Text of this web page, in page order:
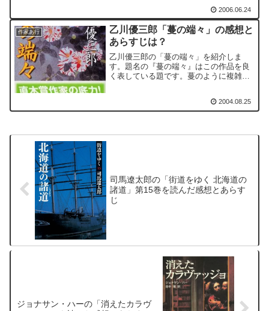
跡をたどる旅の途中で出会ってからの因
縁である。そして、その奈緒こと白鶴は
またもや面倒に巻き込ま...
2006.06.24
作家あ行
乙川優三郎「蔓の端々」の感想と
あらすじは？
乙川優三郎の「蔓の端々」を紹介しま
す。題名の『蔓の端々』はこの作品を良
く表している題です。蔓のように複雑に
るからです。それは瓜生禎蔵が瓜生仁左
衛門の養子になる経緯であり...
2004.08.25
司馬遼太郎の「街道をゆく 北海道の
諸道」第15巻を読んだ感想とあらす
じ
ジョナサン・ハーの「消えたカラヴ